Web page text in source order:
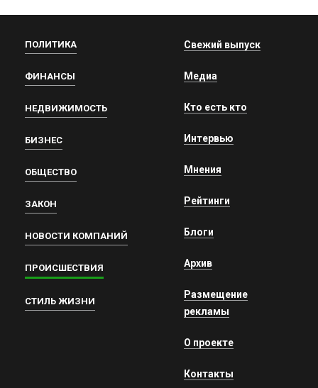
ПОЛИТИКА
ФИНАНСЫ
НЕДВИЖИМОСТЬ
БИЗНЕС
ОБЩЕСТВО
ЗАКОН
НОВОСТИ КОМПАНИЙ
ПРОИСШЕСТВИЯ
СТИЛЬ ЖИЗНИ
Свежий выпуск
Медиа
Кто есть кто
Интервью
Мнения
Рейтинги
Блоги
Архив
Размещение
рекламы
О проекте
Контакты